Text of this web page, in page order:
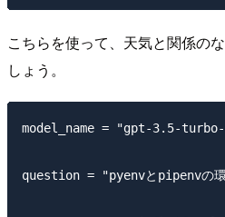
こちらを使って、天気と関係の
しょう。
model_name = "gpt-3.5-turbo-
question = "pyenvとpipenvの環